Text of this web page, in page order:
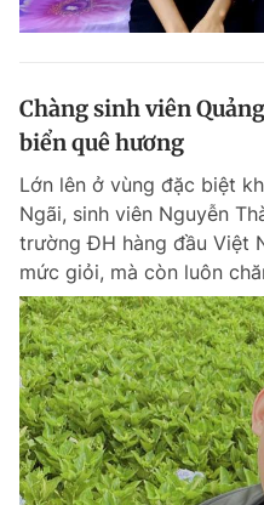
Chàng sinh viên
biển quê hương
Lớn lên ở vùng đặc biệt
Ngãi, sinh viên Nguyễn
trường ĐH hàng đầu Việt
mức giỏi, mà còn luôn